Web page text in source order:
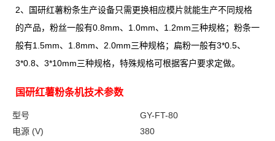
2、国研红薯粉条生产设备只需更换相应模片就能生产不同规格
的产品，粉丝一般有0.8mm、1.0mm、1.2mm三种规格；粉条一
般有1.5mm、1.8mm、2.0mm三种规格；扁粉一般有3*0.5、
3*0.8、3*10mm三种规格，特殊规格可根据客户要求定做。
国研红薯粉条机技术参数
型号
GY-FT-80
电源 (V)
380